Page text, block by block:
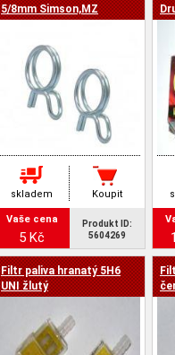
5/8mm Simson,MZ
skladem Koupit
Vaše cena
5 Kč
Produkt ID:
5604269
Filtr paliva hranatý 5H6
UNI žlutý